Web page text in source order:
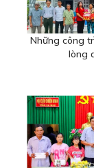
Những công
lòng